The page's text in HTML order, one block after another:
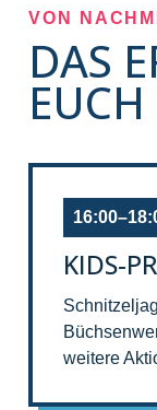
VON
DAS
EUCH
KIDS-
weitere